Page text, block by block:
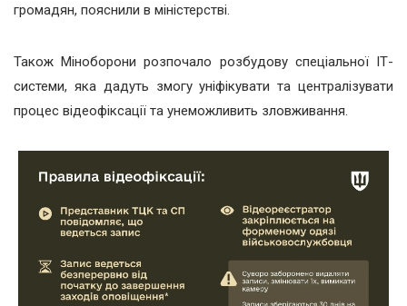
громадян, пояснили в міністерстві.
Також Міноборони розпочало розбудову спеціальної ІТ-
системи, яка дадуть змогу уніфікувати та централізувати
процес відеофіксації та унеможливить зловживання.